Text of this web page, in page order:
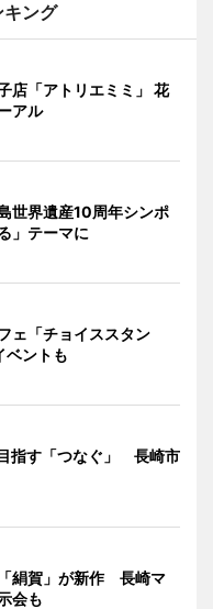
キング
店「アトリエミミ」 花
アル
世界遺産10周年シンポ
」テーマに
ェ「チョイススタン
ントも
指す「つなぐ」 長崎市
絹賀」が新作 長崎マ
会も